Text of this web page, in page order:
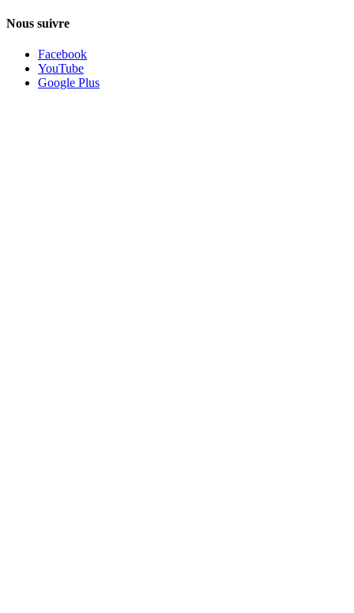
Nous suivre
Facebook
YouTube
Google Plus